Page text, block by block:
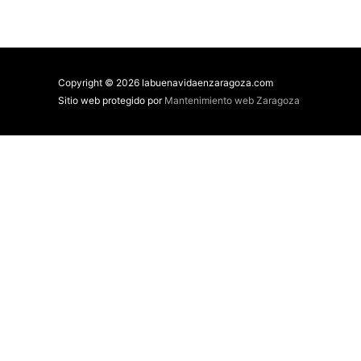
Copyright © 2026 labuenavidaenzaragoza.com
Sitio web protegido por Mantenimiento web Zaragoza